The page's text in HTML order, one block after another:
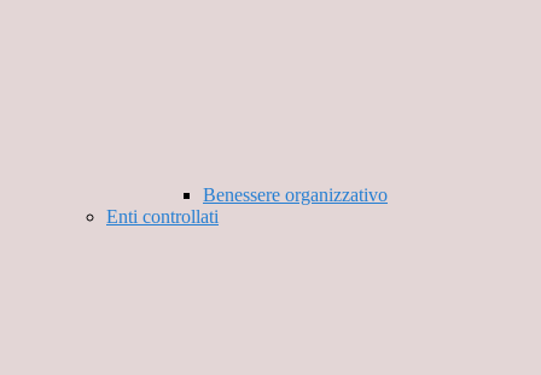
Benessere organizzativo
Enti controllati